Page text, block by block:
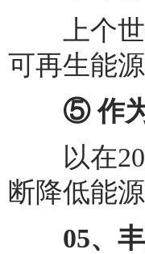
上个世
可再生能
⑤ 作为
以在
断降低能
05、丰